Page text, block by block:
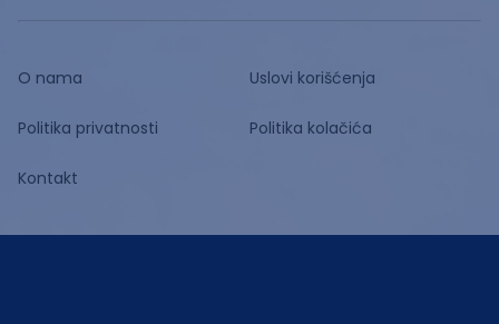
O nama Uslovi korišćenja
Politika privatnosti Politika kolačića
Kontakt